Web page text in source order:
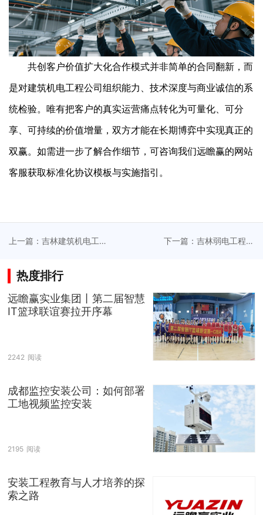
共创客户价值扩大化合作模式并非简单的合同翻新，而
是对建筑机电工程公司组织能力、技术深度与商业诚信的系
统检验。唯有把客户的真实运营痛点转化为可量化、可分
享、可持续的价值增量，双方才能在长期博弈中实现真正的
双赢。如需进一步了解合作细节，可咨询我们远瞻赢的网站
客服获取标准化协议模板与实施指引。
上一篇：吉林建筑机电工
具体措施
下一篇：吉林弱电工程安
热度排行
远瞻赢实业集团丨第二届智慧
IT篮球联谊赛拉开序幕
2242 阅读
成都监控安装公司：如何部署
工地视频监控安装
2195 阅读
安装工程教育与人才培养的探
索之路